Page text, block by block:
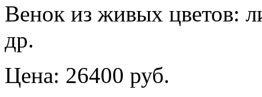
Венок из живых цветов:
др.
Цена: 26400 руб.